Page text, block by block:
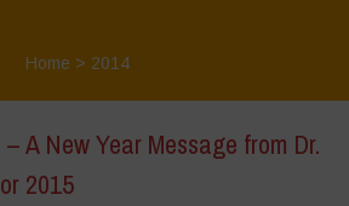
Home > 2014
A New Year Message from Dr.
2015